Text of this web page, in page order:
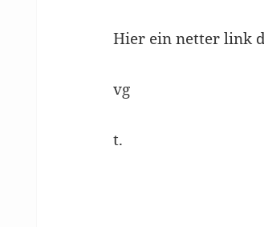
Hier ein netter link
vg
t.